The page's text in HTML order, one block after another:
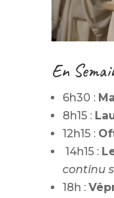
En
6h30 :
8h15 :
12h15 :
14h15 :
continu
18h :